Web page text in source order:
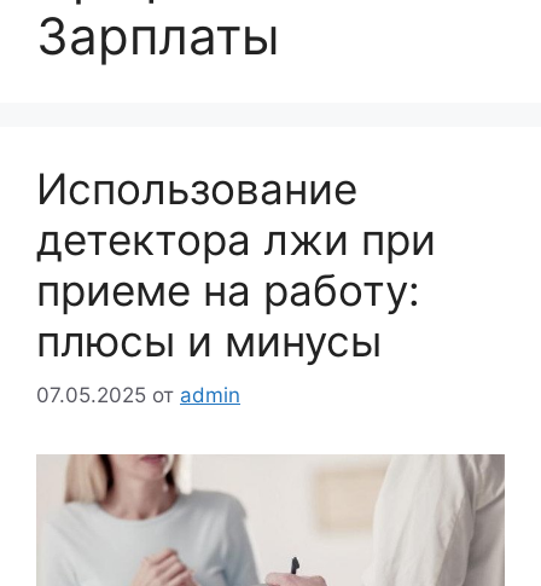
Зарплаты
Использование
детектора лжи при
приеме на работу:
плюсы и минусы
07.05.2025 от admin